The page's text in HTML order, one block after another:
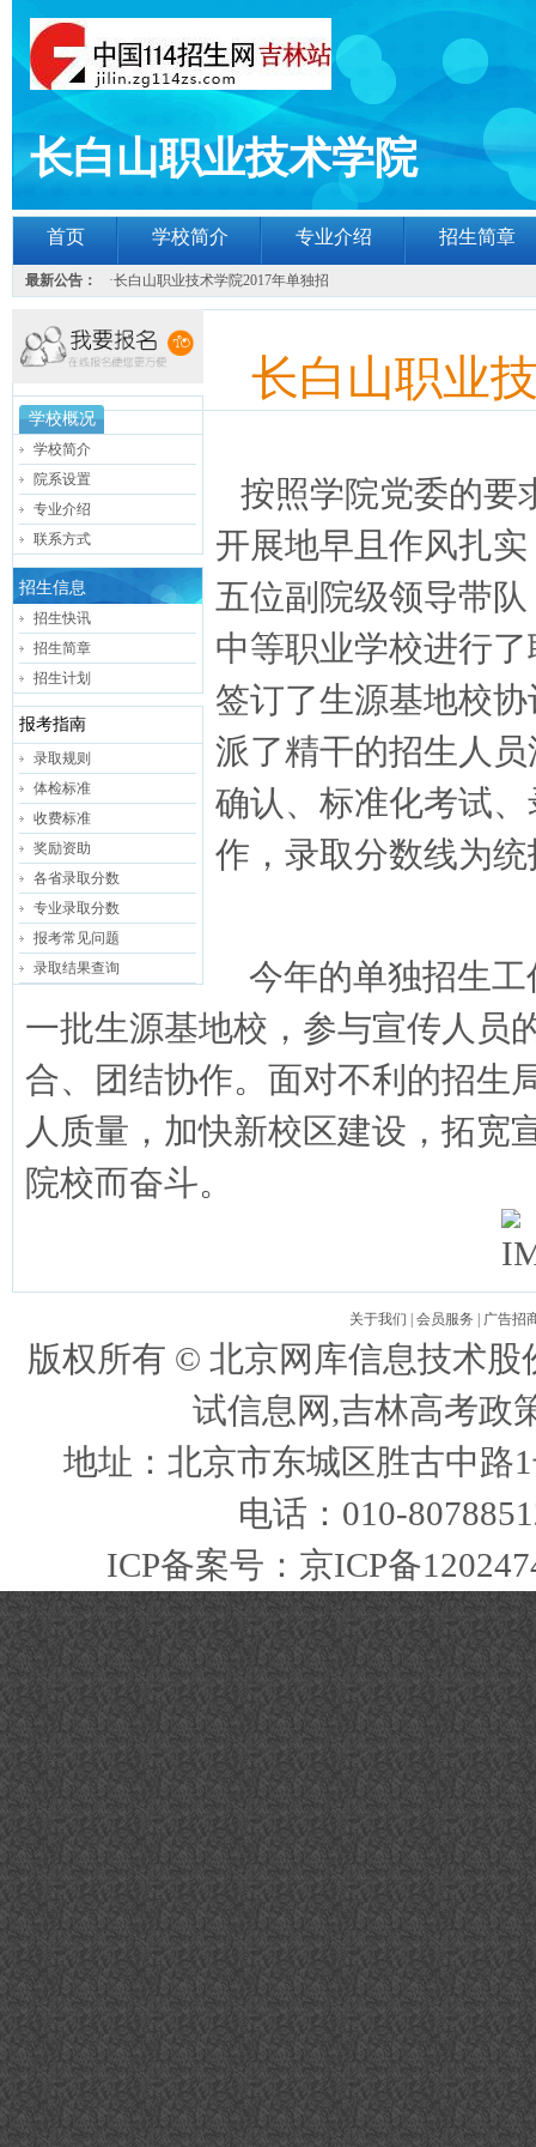
长白山职业技术学院
首页 学校简介 专业介绍 招生简章
最新公告： ·长白山职业技术学院2017年单独招
学校概况
学校简介
院系设置
专业介绍
联系方式
招生信息
招生快讯
招生简章
招生计划
报考指南
录取规则
体检标准
收费标准
奖励资助
各省录取分数
专业录取分数
报考常见问题
录取结果查询
长白山职业
按照学院党委的要
开展地早且作风扎
五位副院级领导带
中等职业学校进行
签订了生源基地校
派了精干的招生人
确认、标准化考试
作，录取分数线为
今年的单独招生工
一批生源基地校，参与宣传人员
合、团结协作。面对不利的招生
人质量，加快新校区建设，拓宽
院校而奋斗。
关于我们 会员服务 广告招
版权所有 © 北京网库信息技术股
试信息网,吉林高考政
地址：北京市东城区胜古中
电话：010-
ICP备案号： 京ICP备